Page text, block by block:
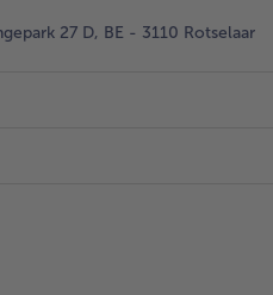
27 D, BE - 3110 Rotselaar